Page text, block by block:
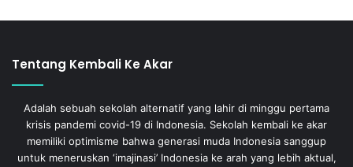
Cupumanik
Tips and Trick agar tidak lekas stres selama
Tentang Kembali Ke Akar
Adalah sebuah sekolah alternatif yang lahir di minggu pertama
krisis pandemi covid-19 di Indonesia. Sekolah kembali ke akar
memiliki optimisme bahwa generasi muda Indonesia sanggup
untuk meneruskan ‘imajinasi’ Indonesia ke arah yang lebih aktual,